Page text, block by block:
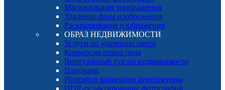
Маскирование изображения
Удаление фона изображения
Раскрашивание изображения
ОБРАЗ НЕДВИЖИМОСТИ
Услуги по удалению цвета
Конверсия плана пола
Виртуальный тур по недвижимости
Панорама
Photoshop коррекция перспективы
HDR-редактирование фотографий